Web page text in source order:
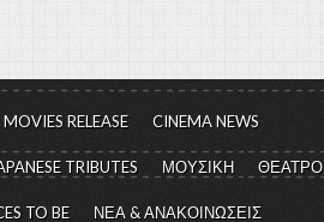
MOVIES RELEASE CINEMA NEWS
TRIBUTES ΜΟΥΣΙΚΗ ΘΕΑΤΡΟ
TO BE ΝΕΑ & ΑΝΑΚΟΙΝΩΣΕΙΣ